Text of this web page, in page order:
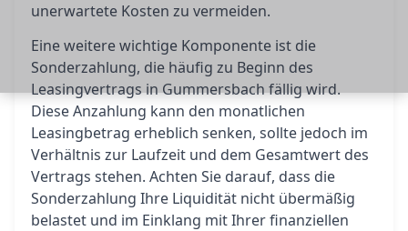
unerwartete Kosten zu vermeiden.
Eine weitere wichtige Komponente ist die
Sonderzahlung, die häufig zu Beginn des
Leasingvertrags in Gummersbach fällig wird.
Diese Anzahlung kann den monatlichen
Leasingbetrag erheblich senken, sollte jedoch im
Verhältnis zur Laufzeit und dem Gesamtwert des
Vertrags stehen. Achten Sie darauf, dass die
Sonderzahlung Ihre Liquidität nicht übermäßig
belastet und im Einklang mit Ihrer finanziellen